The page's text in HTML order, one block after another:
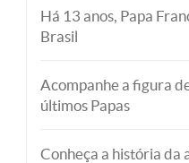
Há 13 anos, Papa
Brasil
Acompanhe a figura
últimos Papas
Conheça a história da